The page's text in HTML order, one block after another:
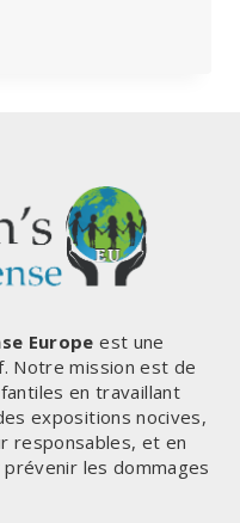
Europe est une
Notre mission est de
en travaillant
expositions nocives,
responsables, et en
les dommages